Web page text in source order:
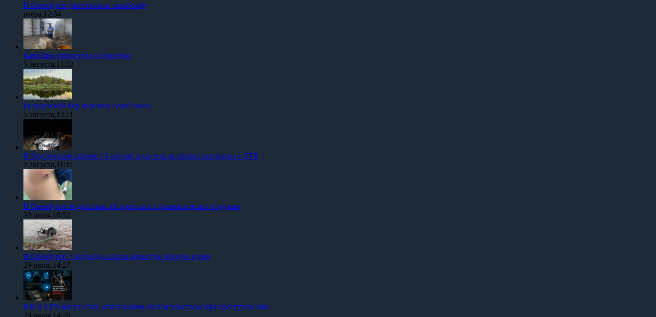
В Оренбурге уничтожили авиабомбу
вчера,12:34
Капибара прилетела в Оренбург
5 августа,13:32
Бузулукский бор пережил сухой июль
5 августа,13:11
В Бузулукском районе 13-летний водитель питбайка пострадал в ДТП
4 августа,11:11
В Оренбурге подростков обстреляли из травматического оружия
30 июля,10:52
В Оренбурге у подъезда нашли ядовитую чёрную вдову
29 июля,14:27
ИИ и VPN могут стать отягчающим обстоятельством при преступлениях
29 июля,14:20